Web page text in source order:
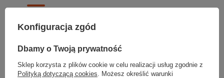
RĘKOJMIA 24 M-CE
Na sprzedawane produkty udzielana jest 24-miesięczna rękojmia na
KEEN B.V. Więcej
Konfiguracja zgód
Dbamy o Twoją prywatność
Sklep korzysta z plików cookie w celu realizacji usług zgodnie z
Polityką dotyczącą cookies . Możesz określić warunki